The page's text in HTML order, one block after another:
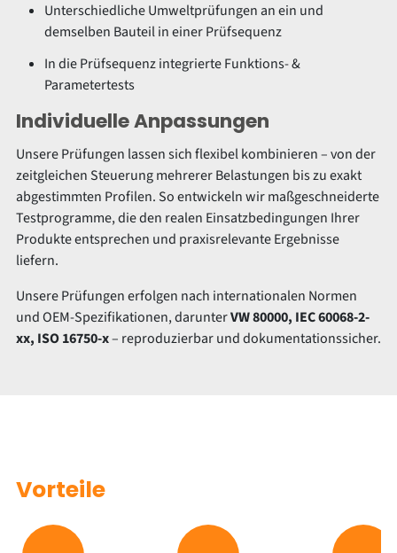
Unterschiedliche Umweltprüfungen an ein und
demselben Bauteil in einer Prüfsequenz
In die Prüfsequenz integrierte Funktions- &
Parametertests
Individuelle Anpassungen
Unsere Prüfungen lassen sich flexibel kombinieren – von der
zeitgleichen Steuerung mehrerer Belastungen bis zu exakt
abgestimmten Profilen. So entwickeln wir maßgeschneiderte
Testprogramme, die den realen Einsatzbedingungen Ihrer
Produkte entsprechen und praxisrelevante Ergebnisse
liefern.
Unsere Prüfungen erfolgen nach internationalen Normen
und OEM-Spezifikationen, darunterVW 80000, IEC 60068-2-
xx, ISO 16750-x– reproduzierbar und dokumentationssicher.
Vorteile